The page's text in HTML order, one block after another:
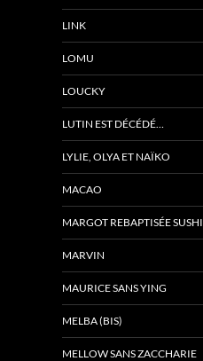
LINK
LOMU
LOUCKY
LUTIN EST DÉCÉDÉ…
LYLIE, OLYA ET NAÏKO
MACAO
MARGOT REBAPTISÉE SUSHI
MARVIN
MAURICE SANS YING
MELBA (BIS)
MELLOW SANS ZACCHARIE